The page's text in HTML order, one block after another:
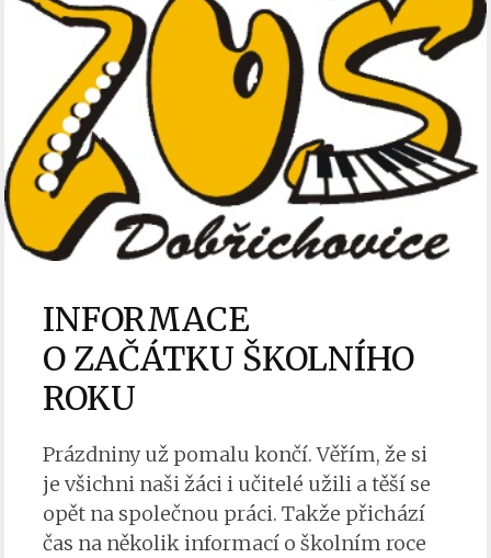
INFORMACE
O ZAČÁTKU ŠKOLNÍHO
ROKU
Prázdniny už pomalu končí. Věřím, že si
je všichni naši žáci i učitelé užili a těší se
opět na společnou práci. Takže přichází
čas na několik informací o školním roce